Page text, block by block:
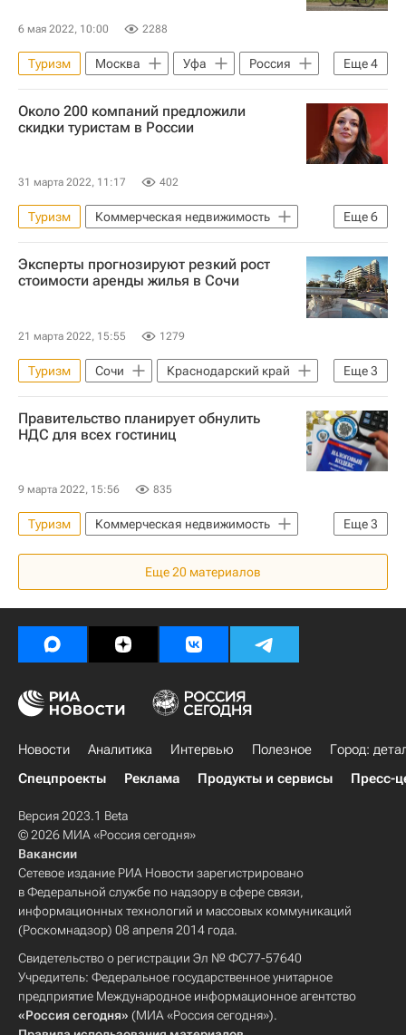
Зарина Догузова
6 мая 2022, 10:00 2288
Еще4
Туризм Москва Уфа
Россия
ГИБДД МВД РФ
Московское центральное кольцо (МЦК)
Аналитика – РИА Недвижимость
Около 200 компаний предложили
скидки туристам в России
31 марта 2022, 11:17 402
Еще6
Туризм
Коммерческая недвижимость
Россия
Приморский край
Новости - Туризм
туристы
Эксперты прогнозируют резкий рост
стоимости аренды жилья в Сочи
21 марта 2022, 15:55 1279
Еще3
Туризм Сочи
Краснодарский край
Жилье
Новости - Туризм туристы
Правительство планирует обнулить
НДС для всех гостиниц
9 марта 2022, 15:56 835
Еще3
Туризм
Коммерческая недвижимость
Гостиницы
Налоги
Еще20 материалов
Новости Аналитика Интервью Полезное
Город:
Спецпроекты
Реклама Продукты и сервисы Пресс-
Версия 2023.1 Beta
© 2026 МИА «Россия сегодня»
Вакансии
Сетевое издание РИА Новости зарегистрировано
в Федеральной службе по надзору в сфере связи,
информационных технологий и массовых коммуникаций
(Роскомнадзор) 08 апреля 2014 года.
Свидетельство о регистрации Эл № ФС77-57640
Учредитель: Федеральное государственное унитарное
предприятие Международное информационное агентство
«Россия сегодня» (МИА «Россия сегодня»).